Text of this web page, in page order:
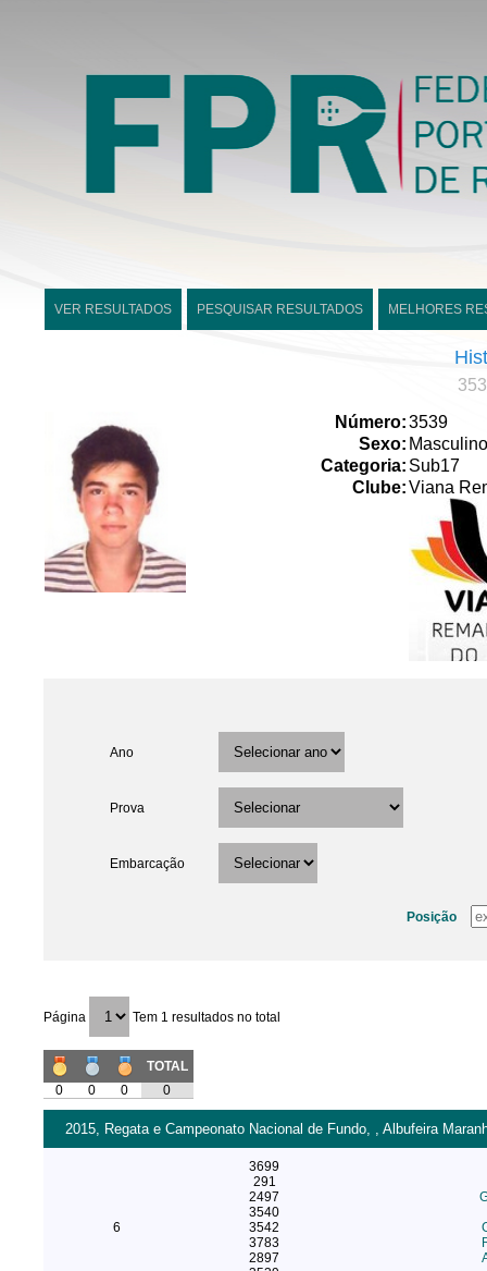
VER RESULTADOS PESQUISAR RESULTADOS MELHORES
Número:3539
Sexo: Masculino
Categoria: Sub17
Clube:Viana
Ano
Prova
Embarcação
Posição
Página Tem 1 resultados no total
TOTAL
0
0 0 0
2015, Regata e Campeonato Nacional de Fundo, , Albufeira
6
3699
291
2497
3540
3542
3783
2897